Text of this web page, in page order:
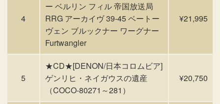
4
ー ベルリン フィル 帝国放送局
RRG アーカイヴ 39-45 ベートー
ヴェン ブルックナー ワーグナー
Furtwangler
¥21,995
5
★CD★[DENON/日本コロムビア]
ゲンリヒ・ネイガウスの遺産
（COCO-80271～281）
¥20,750